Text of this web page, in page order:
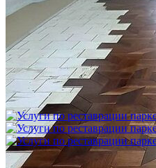
Укладка модульного паркета
фанеру
3 600 ₽